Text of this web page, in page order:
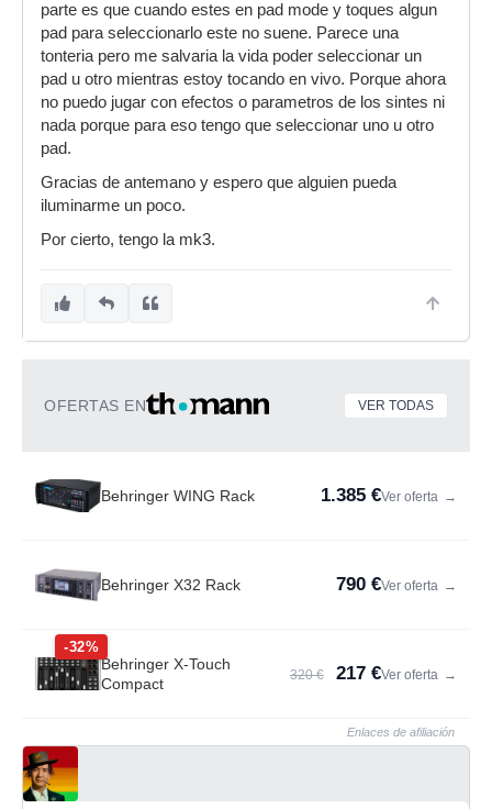
parte es que cuando estes en pad mode y toques algun
pad para seleccionarlo este no suene. Parece una
tonteria pero me salvaria la vida poder seleccionar un
pad u otro mientras estoy tocando en vivo. Porque ahora
no puedo jugar con efectos o parametros de los sintes ni
nada porque para eso tengo que seleccionar uno u otro
pad.
Gracias de antemano y espero que alguien pueda
iluminarme un poco.
Por cierto, tengo la mk3.
OFERTAS EN VER TODAS
Behringer WING Rack 1.385 €Ver oferta →
Behringer X32 Rack 790 €Ver oferta →
-32%
Behringer X-Touch
Compact
320 € 217 €Ver oferta →
Enlaces de afiliación